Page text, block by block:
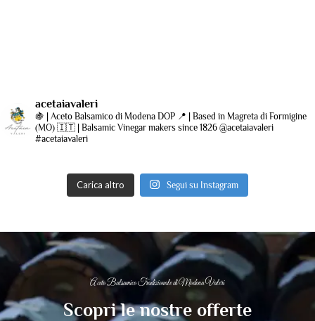
acetaiavaleri
🍇 | Aceto Balsamico di Modena DOP 📍 | Based in Magreta di Formigine
(MO) 🇮🇹 | Balsamic Vinegar makers since 1826 @acetaiavaleri
#acetaiavaleri
Carica altro Segui su Instagram
Aceto Balsamico Tradizionale di Modena Valeri
Scopri le nostre offerte